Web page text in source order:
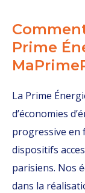
Prime
La Prime
d’économies
progressive en
dispositifs
parisiens. Nos
dans la